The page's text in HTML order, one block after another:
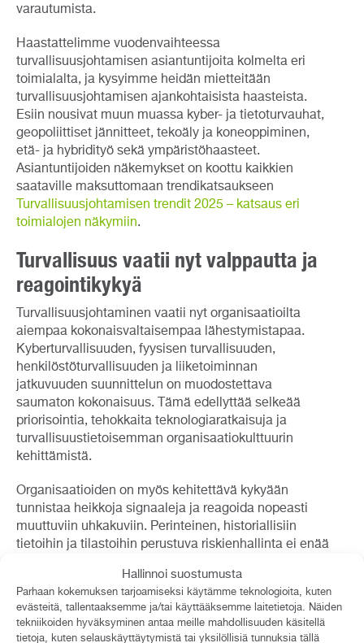
Hallinnoi suostumusta
Parhaan kokemuksen tarjoamiseksi käytämme teknologioita, kuten
evästeitä, tallentaaksemme ja/tai käyttääksemme laitetietoja. Näiden
tekniikoiden hyväksyminen antaa meille mahdollisuuden käsitellä
tietoja, kuten selauskäyttäytymistä tai yksilöllisiä tunnuksia tällä
varautumista.
Haastattelimme vuodenvaihteessa
turvallisuusjohtamisen asiantuntijoita kolmelta eri
toimialalta, ja kysyimme heidän mietteitään
turvallisuusjohtamisen ajankohtaisista haasteista.
Esiin nousivat muun muassa kyber- ja tietoturvauhat,
geopoliittiset jännitteet, tekoäly ja koneoppiminen,
etä- ja hybridityö sekä ympäristöhaasteet.
Asiantuntijoiden näkemykset on koottu kaikkien
saataville maksuttomaan trendikatsaukseen
Turvallisuusjohtamisen trendit 2025 – katsaus eri
toimialojen näkymiin.
Turvallisuus vaatii nyt valppautta ja
reagointikykyä
Turvallisuusjohtaminen vaatii nyt organisaatioilta
aiempaa kokonaisvaltaisempaa lähestymistapaa.
Kyberturvallisuuden, fyysisen turvallisuuden,
henkilöstöturvallisuuden ja liiketoiminnan
jatkuvuuden suunnittelun on muodostettava
saumaton kokonaisuus. Tämä edellyttää selkeää
priorisointia, tehokkaita teknologiaratkaisuja ja
turvallisuustietoisemman organisaatiokulttuurin
kehittämistä.
Organisaatioiden on myös kehitettävä kykyään
tunnistaa heikkoja signaaleja ja reagoida nopeasti
muuttuviin uhkakuviin. Perinteinen, historiallisiin
tietoihin ja tilastoihin perustuva riskienhallinta ei enää
otetta, jossa hyödynnetään skenaariotyöskentelyä ja
harjoittelua. Tämä haastaa meitä kaikkia
turvallisuuden parissa työskenteleviä.